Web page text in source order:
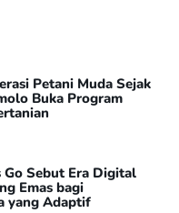
Petani Muda Sejak
Buka Program
Go Sebut Era Digital
Emas bagi
yang Adaptif